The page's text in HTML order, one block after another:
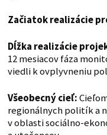
Začiatok realizácie
Dĺžka realizácie
12 mesiacov fáza
viedli k ovplyvneniu
Všeobecný cieľ:
regionálnych politík a
v oblasti sociálno-